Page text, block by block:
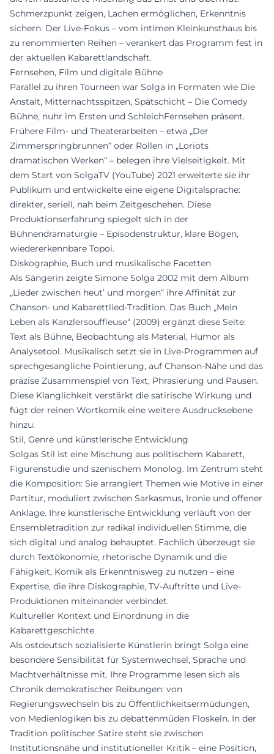
Schmerzpunkt zeigen, Lachen ermöglichen, Erkenntnis
sichern. Der Live-Fokus – vom intimen Kleinkunsthaus bis
zu renommierten Reihen – verankert das Programm fest in
der aktuellen Kabarettlandschaft.
Fernsehen, Film und digitale Bühne
Parallel zu ihren Tourneen war Solga in Formaten wie Die
Anstalt, Mitternachtsspitzen, Spätschicht – Die Comedy
Bühne, nuhr im Ersten und SchleichFernsehen präsent.
Frühere Film- und Theaterarbeiten – etwa „Der
Zimmerspringbrunnen“ oder Rollen in „Loriots
dramatischen Werken“ – belegen ihre Vielseitigkeit. Mit
dem Start von SolgaTV (YouTube) 2021 erweiterte sie ihr
Publikum und entwickelte eine eigene Digitalsprache:
direkter, seriell, nah beim Zeitgeschehen. Diese
Produktionserfahrung spiegelt sich in der
Bühnendramaturgie – Episodenstruktur, klare Bögen,
wiedererkennbare Topoi.
Diskographie, Buch und musikalische Facetten
Als Sängerin zeigte Simone Solga 2002 mit dem Album
„Lieder zwischen heut’ und morgen“ ihre Affinität zur
Chanson- und Kabarettlied-Tradition. Das Buch „Mein
Leben als Kanzlersouffleuse“ (2009) ergänzt diese Seite:
Text als Bühne, Beobachtung als Material, Humor als
Analysetool. Musikalisch setzt sie in Live-Programmen auf
sprechgesangliche Pointierung, auf Chanson-Nähe und das
präzise Zusammenspiel von Text, Phrasierung und Pausen.
Diese Klanglichkeit verstärkt die satirische Wirkung und
fügt der reinen Wortkomik eine weitere Ausdrucksebene
hinzu.
Stil, Genre und künstlerische Entwicklung
Solgas Stil ist eine Mischung aus politischem Kabarett,
Figurenstudie und szenischem Monolog. Im Zentrum steht
die Komposition: Sie arrangiert Themen wie Motive in einer
Partitur, moduliert zwischen Sarkasmus, Ironie und offener
Anklage. Ihre künstlerische Entwicklung verläuft von der
Ensembletradition zur radikal individuellen Stimme, die
sich digital und analog behauptet. Fachlich überzeugt sie
durch Textökonomie, rhetorische Dynamik und die
Fähigkeit, Komik als Erkenntnisweg zu nutzen – eine
Expertise, die ihre Diskographie, TV-Auftritte und Live-
Produktionen miteinander verbindet.
Kultureller Kontext und Einordnung in die
Kabarettgeschichte
Als ostdeutsch sozialisierte Künstlerin bringt Solga eine
besondere Sensibilität für Systemwechsel, Sprache und
Machtverhältnisse mit. Ihre Programme lesen sich als
Chronik demokratischer Reibungen: von
Regierungswechseln bis zu Öffentlichkeitsermüdungen,
von Medienlogiken bis zu debattenmüden Floskeln. In der
Tradition politischer Satire steht sie zwischen
Institutionsnähe und institutioneller Kritik – eine Position,